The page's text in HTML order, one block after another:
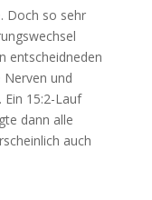
Doch so sehr
entscheidneden
und
15:2-Lauf
dann alle
auch